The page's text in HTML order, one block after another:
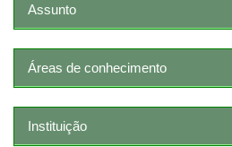
Assunto
Áreas de conhecimento
Instituição